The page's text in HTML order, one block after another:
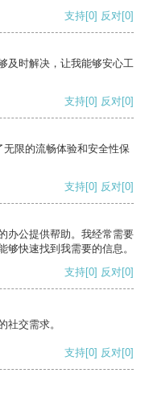
支持[0] 反对[0]
及时解决，让我能够安心工
支持[0] 反对[0]
限的流畅体验和安全性保
支持[0] 反对[0]
办公提供帮助。我经常需要
快速找到我需要的信息。
支持[0] 反对[0]
社交需求。
支持[0] 反对[0]